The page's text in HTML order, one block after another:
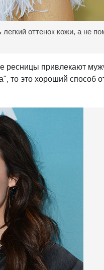
оттенок кожи, а не
ресницы привлекают
то это хороший способ